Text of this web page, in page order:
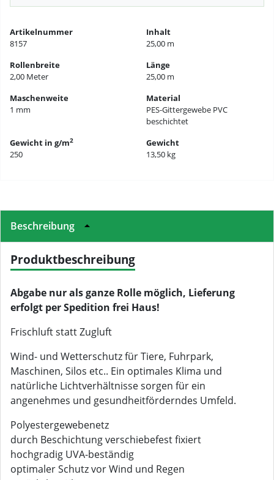
Artikelnummer
8157
Inhalt
25,00 m
Rollenbreite
2,00 Meter
Länge
25,00 m
Maschenweite
1 mm
Material
PES-Gittergewebe PVC
beschichtet
Gewicht in g/m2
250
Gewicht
13,50 kg
Beschreibung
Produktbeschreibung
Abgabe nur als ganze Rolle möglich, Lieferung
erfolgt per Spedition frei Haus!
Frischluft statt Zugluft
Wind- und Wetterschutz für Tiere, Fuhrpark,
Maschinen, Silos etc.. Ein optimales Klima und
natürliche Lichtverhältnisse sorgen für ein
angenehmes und gesundheitförderndes Umfeld.
Polyestergewebenetz
durch Beschichtung verschiebefest fixiert
hochgradig UVA-beständig
optimaler Schutz vor Wind und Regen